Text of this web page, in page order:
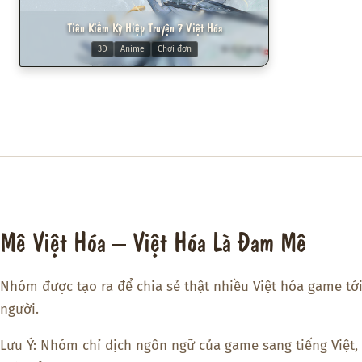
Tiên Kiếm Kỳ Hiệp Truyện 7 Việt Hóa
3D Anime Chơi đơn
Mê Việt Hóa – Việt Hóa Là Đam Mê
Nhóm được tạo ra để chia sẻ thật nhiều Việt hóa game
người.
Lưu Ý: Nhóm chỉ dịch ngôn ngữ của game sang tiếng